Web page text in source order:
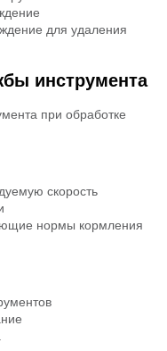
для удаления
инструмента
при обработке
скорость
нормы кормления